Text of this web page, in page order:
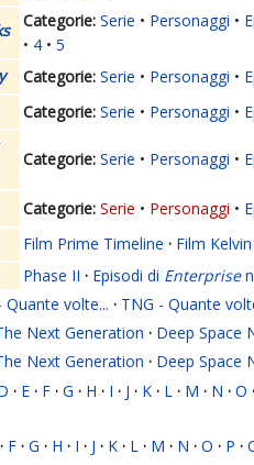
Serie Personaggi
4
5
Serie Personaggi
Serie Personaggi
Serie Personaggi
Serie Personaggi
Film Prime Timeline · Film
Phase II · Episodi di Enterprise
Quante volte... · TNG - Quante
Next Generation · Deep Space
Next Generation · Deep Space
· E · F · G · H · I · J · K · L · M · N · O ·
· F · G · H · I · J · K · L · M · N · O · P ·